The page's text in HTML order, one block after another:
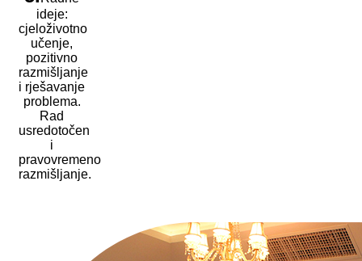
ideje:
cjeloživotno
učenje,
pozitivno
razmišljanje
i rješavanje
problema.
Rad
usredotočen
i
pravovremeno
razmišljanje.